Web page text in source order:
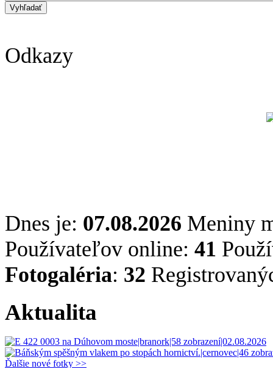
Odkazy
Dnes je: 07.08.2026 Meniny
Používateľov online: 41
Fotogaléria: 32
Aktualita
Ďalšie nové fotky >>